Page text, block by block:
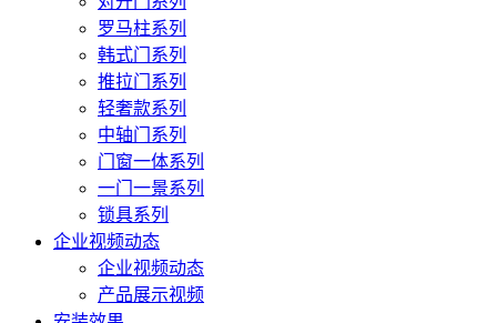
罗马柱系列
韩式门系列
推拉门系列
轻奢款系列
中轴门系列
门窗一体系列
一门一景系列
锁具系列
企业视频动态
企业视频动态
产品展示视频